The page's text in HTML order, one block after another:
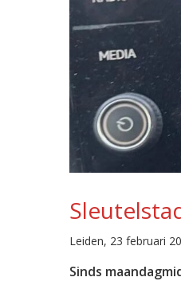
Leiden, 23 februari
Sinds